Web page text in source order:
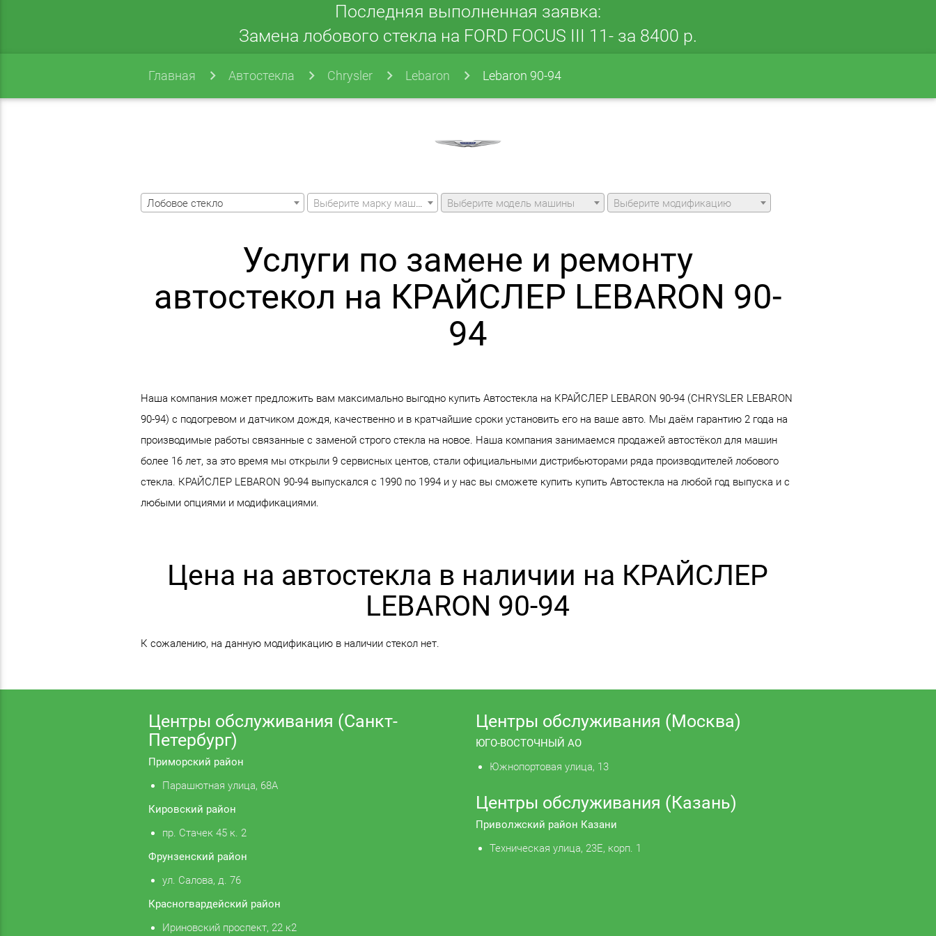
Последняя выполненная заявка:
Замена лобового стекла на FORD FOCUS III 11- за 8400 р.
Главная Автостекла Chrysler Lebaron Lebaron 90-94
Лобовое стекло Выберите марку машины Выберите модель машины Выберите модификацию
Услуги по замене и ремонту
автостекол на КРАЙСЛЕР LEBARON 90-
94
Наша компания может предложить вам максимально выгодно купить Автостекла на КРАЙСЛЕР LEBARON 90-94 (CHRYSLER LEBARON
90-94) с подогревом и датчиком дождя, качественно и в кратчайшие сроки установить его на ваше авто. Мы даём гарантию 2 года на
производимые работы связанные с заменой строго стекла на новое. Наша компания занимаемся продажей автостёкол для машин
более 16 лет, за это время мы открыли 9 сервисных центов, стали официальными дистрибьюторами ряда производителей лобового
стекла. КРАЙСЛЕР LEBARON 90-94 выпускался с 1990 по 1994 и у нас вы сможете купить купить Автостекла на любой год выпуска и с
любыми опциями и модификациями.
Цена на автостекла в наличии на КРАЙСЛЕР
LEBARON 90-94
К сожалению, на данную модификацию в наличии стекол нет.
Центры обслуживания (Санкт-
Петербург)
Приморский район
Парашютная улица, 68А
Кировский район
пр. Стачек 45 к. 2
Фрунзенский район
ул. Салова, д. 76
Красногвардейский район
Ириновский проспект, 22 к2
Центры обслуживания (Москва)
ЮГО-ВОСТОЧНЫЙ АО
Южнопортовая улица, 13
Центры обслуживания (Казань)
Приволжский район Казани
Техническая улица, 23Е, корп. 1